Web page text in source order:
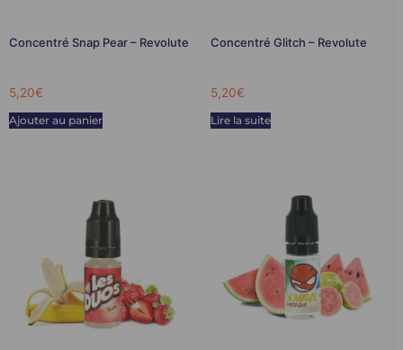
Concentré Snap Pear – Revolute
5,20€
Ajouter au panier
Concentré Glitch – Revolute
5,20€
Lire la suite